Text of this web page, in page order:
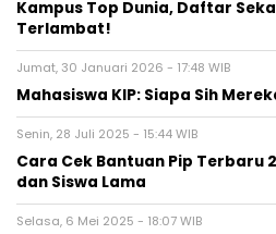
Kampus Top Dunia, Daftar
Terlambat!
Jumat, 30 Januari 2026 - 17:48 WIB
Mahasiswa KIP: Siapa Sih
Senin, 28 Juli 2025 - 15:44 WIB
Cara Cek Bantuan Pip Terbaru
dan Siswa Lama
Selasa, 6 Mei 2025 - 18:07 WIB